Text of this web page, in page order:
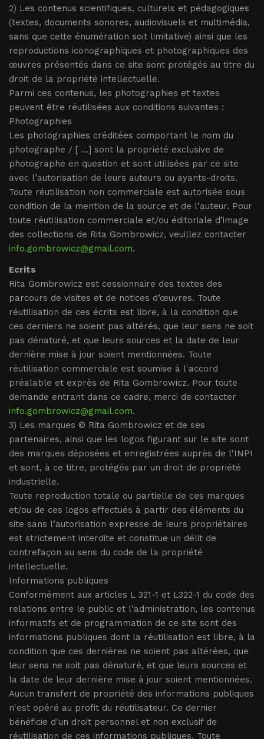
2) Les contenus scientifiques, culturels et pédagogiques
(textes, documents sonores, audiovisuels et multimédia,
sans que cette énumération soit limitative) ainsi que les
reproductions iconographiques et photographiques des
œuvres présentés dans ce site sont protégés au titre du
droit de la propriété intellectuelle.
Parmi ces contenus, les photographies et textes
peuvent être réutilisées aux conditions suivantes :
Photographies
Les photographies créditées comportant le nom du
photographe / [ …] sont la propriété exclusive de
photographe en question et sont utilisées par ce site
avec l’autorisation de leurs auteurs ou ayants-droits.
Toute réutilisation non commerciale est autorisée sous
condition de la mention de la source et de l’auteur. Pour
toute réutilisation commerciale et/ou éditoriale d’image
des collections de Rita Gombrowicz, veuillez contacter
info.gombrowicz@gmail.com.
Ecrits
Rita Gombrowicz est cessionnaire des textes des
parcours de visites et de notices d’œuvres. Toute
réutilisation de ces écrits est libre, à la condition que
ces derniers ne soient pas altérés, que leur sens ne soit
pas dénaturé, et que leurs sources et la date de leur
dernière mise à jour soient mentionnées. Toute
réutilisation commerciale est soumise à l'accord
préalable et exprès de Rita Gombrowicz. Pour toute
demande entrant dans ce cadre, merci de contacter
info.gombrowicz@gmail.com.
3) Les marques © Rita Gombrowicz et de ses
partenaires, ainsi que les logos figurant sur le site sont
des marques déposées et enregistrées auprès de l'INPI
et sont, à ce titre, protégés par un droit de propriété
industrielle.
Toute reproduction totale ou partielle de ces marques
et/ou de ces logos effectués à partir des éléments du
site sans l’autorisation expresse de leurs propriétaires
est strictement interdite et constitue un délit de
contrefaçon au sens du code de la propriété
intellectuelle.
Informations publiques
Conformément aux articles L 321-1 et L322-1 du code des
relations entre le public et l’administration, les contenus
informatifs et de programmation de ce site sont des
informations publiques dont la réutilisation est libre, à la
condition que ces dernières ne soient pas altérées, que
leur sens ne soit pas dénaturé, et que leurs sources et
la date de leur dernière mise à jour soient mentionnées.
Aucun transfert de propriété des informations publiques
n'est opéré au profit du réutilisateur. Ce dernier
bénéficie d'un droit personnel et non exclusif de
réutilisation de ces informations publiques. Toute